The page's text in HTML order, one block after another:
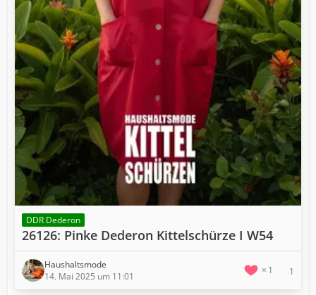
DDR Dederon
26126: Pinke Dederon Kittelschürze I W54
Haushaltsmode
14. Mai 2025 um 11:01
1 1